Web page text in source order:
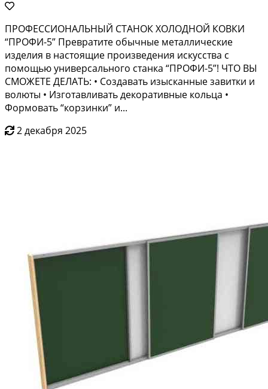
ПРОФЕССИОНАЛЬНЫЙ СТАНОК ХОЛОДНОЙ КОВКИ
“ПРОФИ-5” Превратите обычные металлические
изделия в настоящие произведения искусства с
помощью универсального станка “ПРОФИ-5”! ЧТО ВЫ
СМОЖЕТЕ ДЕЛАТЬ: • Создавать изысканные завитки и
волюты • Изготавливать декоративные кольца •
Формовать “корзинки” и...
2 декабря 2025